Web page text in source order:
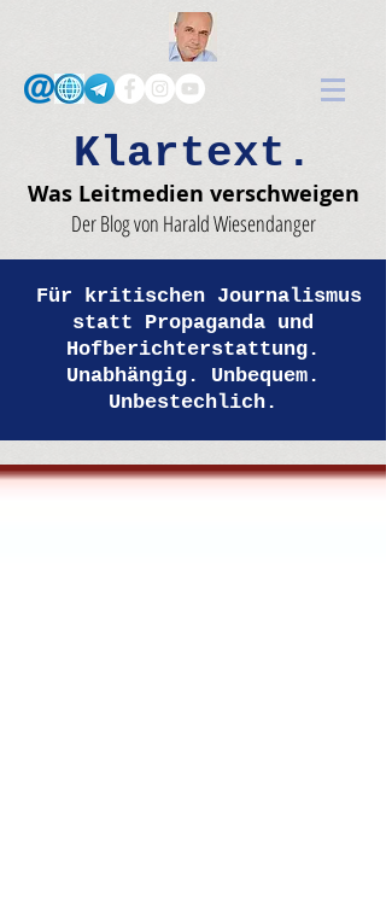
Klartext.
Was Leitmedien verschweigen
Der Blog von Harald Wiesendanger
Für kritischen Journalismus
statt Propaganda und
Hofberichterstattung.
Unabhängig. Unbequem.
Unbestechlich.